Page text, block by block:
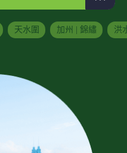
天水圍 加州 | 錦繡 洪